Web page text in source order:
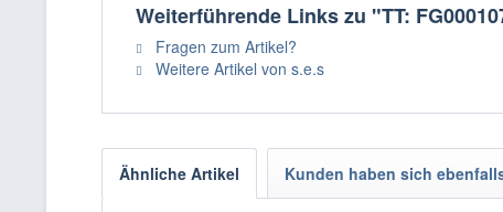
Weiterführende Links zu "TT:
Fragen zum Artikel?
Weitere Artikel von s.e.s
Ähnliche Artikel Kunden haben sich